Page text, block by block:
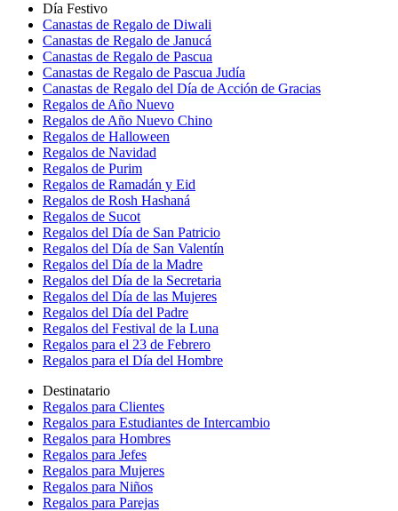
Día Festivo
Canastas de Regalo de Diwali
Canastas de Regalo de Janucá
Canastas de Regalo de Pascua
Canastas de Regalo de Pascua Judía
Canastas de Regalo del Día de Acción de Gracias
Regalos de Año Nuevo
Regalos de Año Nuevo Chino
Regalos de Halloween
Regalos de Navidad
Regalos de Purim
Regalos de Ramadán y Eid
Regalos de Rosh Hashaná
Regalos de Sucot
Regalos del Día de San Patricio
Regalos del Día de San Valentín
Regalos del Día de la Madre
Regalos del Día de la Secretaria
Regalos del Día de las Mujeres
Regalos del Día del Padre
Regalos del Festival de la Luna
Regalos para el 23 de Febrero
Regalos para el Día del Hombre
Destinatario
Regalos para Clientes
Regalos para Estudiantes de Intercambio
Regalos para Hombres
Regalos para Jefes
Regalos para Mujeres
Regalos para Niños
Regalos para Parejas